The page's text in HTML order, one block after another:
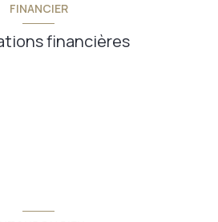
FINANCIER
financières